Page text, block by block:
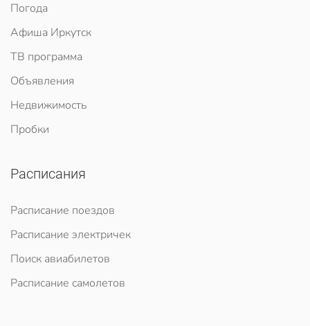
Погода
Афиша Иркутск
ТВ программа
Объявления
Недвижимость
Пробки
Расписания
Расписание поездов
Расписание электричек
Поиск авиабилетов
Расписание самолетов